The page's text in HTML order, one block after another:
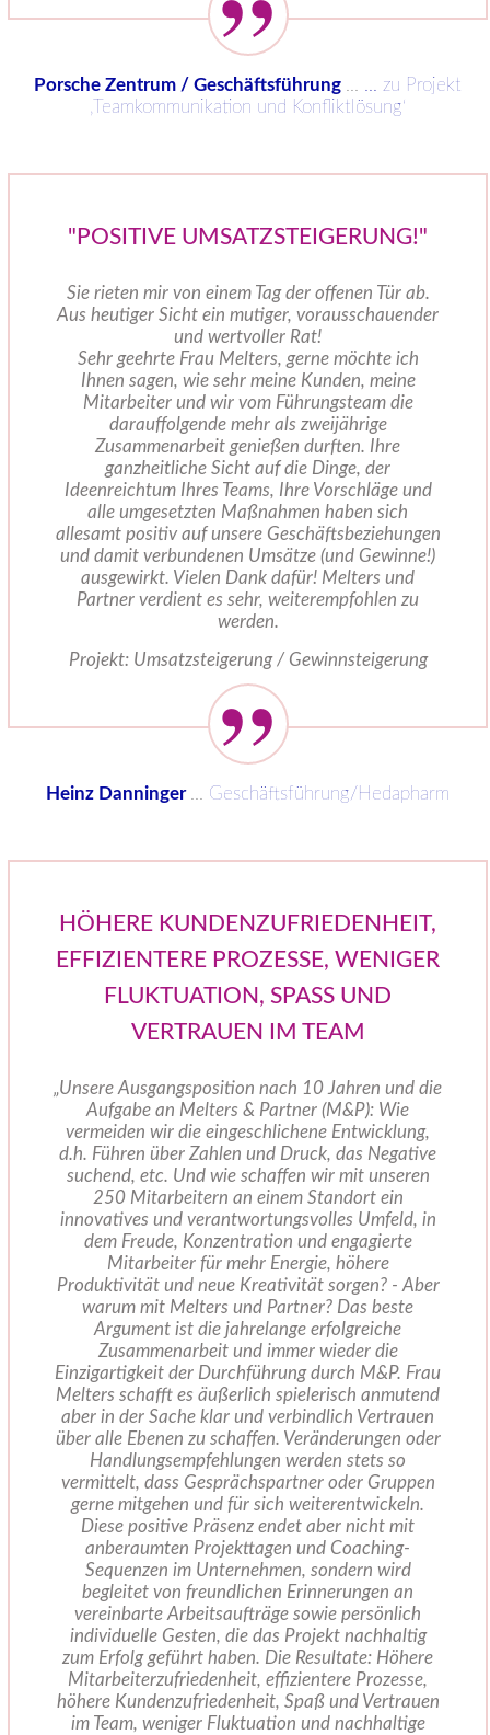
Porsche Zentrum / Geschäftsführung
… zu Projekt
‚Teamkommunikation und Konfliktlösung‘
"POSITIVE UMSATZSTEIGERUNG!"
Sie rieten mir von einem Tag der offenen Tür ab.
Aus heutiger Sicht ein mutiger, vorausschauender
und wertvoller Rat!
Sehr geehrte Frau Melters, gerne möchte ich
Ihnen sagen, wie sehr meine Kunden, meine
Mitarbeiter und wir vom Führungsteam die
darauffolgende mehr als zweijährige
Zusammenarbeit genießen durften. Ihre
ganzheitliche Sicht auf die Dinge, der
Ideenreichtum Ihres Teams, Ihre Vorschläge und
alle umgesetzten Maßnahmen haben sich
allesamt positiv auf unsere Geschäftsbeziehungen
und damit verbundenen Umsätze (und Gewinne!)
ausgewirkt. Vielen Dank dafür! Melters und
Partner verdient es sehr, weiterempfohlen zu
werden.
Projekt: Umsatzsteigerung / Gewinnsteigerung
Heinz Danninger Geschäftsführung/Hedapharm
HÖHERE KUNDENZUFRIEDENHEIT,
EFFIZIENTERE PROZESSE, WENIGER
FLUKTUATION, SPASS UND V
ERTRAUEN IM TEAM
„Unsere Ausgangsposition nach 10 Jahren und die
Aufgabe an Melters & Partner (M&P): Wie
vermeiden wir die eingeschlichene Entwicklung,
d.h. Führen über Zahlen und Druck, das Negative
suchend, etc. Und wie schaffen wir mit unseren
250 Mitarbeitern an einem Standort ein
innovatives und verantwortungsvolles Umfeld, in
dem Freude, Konzentration und engagierte
Mitarbeiter für mehr Energie, höhere
Produktivität und neue Kreativität sorgen? - Aber
warum mit Melters und Partner? Das beste
Argument ist die jahrelange erfolgreiche
Zusammenarbeit und immer wieder die
Einzigartigkeit der Durchführung durch M&P. Frau
Melters schafft es äußerlich spielerisch anmutend
aber in der Sache klar und verbindlich Vertrauen
über alle Ebenen zu schaffen. Veränderungen oder
Handlungsempfehlungen werden stets so
vermittelt, dass Gesprächspartner oder Gruppen
gerne mitgehen und für sich weiterentwickeln.
Diese positive Präsenz endet aber nicht mit
anberaumten Projekttagen und Coaching-
Sequenzen im Unternehmen, sondern wird
begleitet von freundlichen Erinnerungen an
vereinbarte Arbeitsaufträge sowie persönlich
individuelle Gesten, die das Projekt nachhaltig
zum Erfolg geführt haben. Die Resultate: Höhere
Mitarbeiterzufriedenheit, effizientere Prozesse,
höhere Kundenzufriedenheit, Spaß und Vertrauen
im Team, weniger Fluktuation und nachhaltige